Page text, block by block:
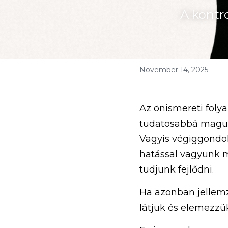
A
November 14, 2025
Az önismereti
tudatosabbá
Vagyis
hatással vagyunk
tudjunk fejlődni.
Ha azonban
látjuk és